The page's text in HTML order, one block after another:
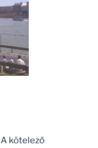
A kötelező